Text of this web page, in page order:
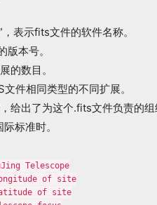
表示fits文件的软件名称。
版本号。
的数目。
件相同类型的不同扩展。
给出了为这个.fits文件负责的
标准时。
Telescope
of site
of site